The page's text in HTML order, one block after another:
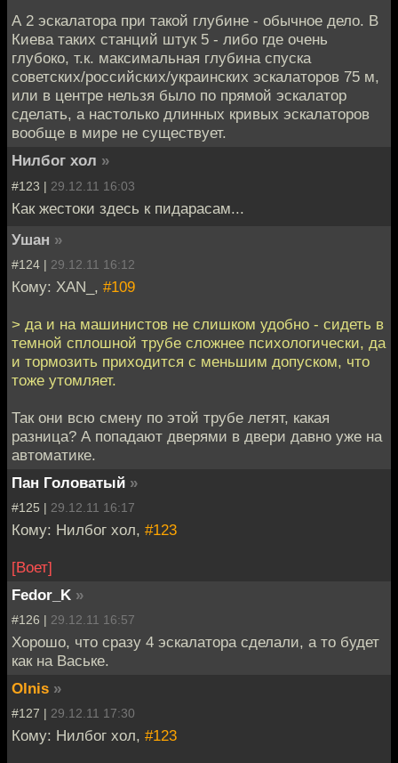
А 2 эскалатора при такой глубине - обычное дело. В
Киева таких станций штук 5 - либо где очень
глубоко, т.к. максимальная глубина спуска
советских/российских/украинских эскалаторов 75 м,
или в центре нельзя было по прямой эскалатор
сделать, а настолько длинных кривых эскалаторов
вообще в мире не существует.
Нилбог хол »
#123 | 29.12.11 16:03
Как жестоки здесь к пидарасам...
Ушан »
#124 | 29.12.11 16:12
Кому: XAN_, #109
> да и на машинистов не слишком удобно - сидеть в
темной сплошной трубе сложнее психологически, да
и тормозить приходится с меньшим допуском, что
тоже утомляет.
Так они всю смену по этой трубе летят, какая
разница? А попадают дверями в двери давно уже на
автоматике.
Пан Головатый »
#125 | 29.12.11 16:17
Кому: Нилбог хол, #123
[Воет]
Fedor_K »
#126 | 29.12.11 16:57
Хорошо, что сразу 4 эскалатора сделали, а то будет
как на Ваське.
Olnis »
#127 | 29.12.11 17:30
Кому: Нилбог хол, #123